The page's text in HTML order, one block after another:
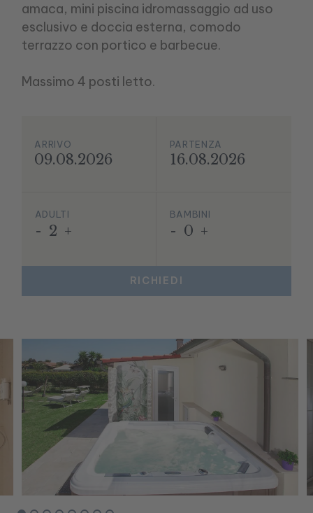
amaca, mini piscina idromassaggio ad uso
esclusivo e doccia esterna, comodo
terrazzo con portico e barbecue.
Massimo 4 posti letto.
ARRIVO
09.08.2026
PARTENZA
16.08.2026
ADULTI
- 2 +
BAMBINI
- 0 +
RICHIEDI